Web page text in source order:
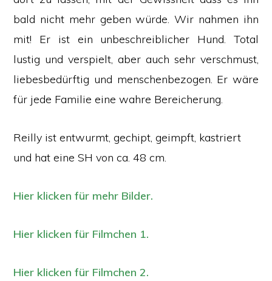
bald nicht mehr geben würde. Wir nahmen ihn
mit! Er ist ein unbeschreiblicher Hund. Total
lustig und verspielt, aber auch sehr verschmust,
liebesbedürftig und menschenbezogen. Er wäre
für jede Familie eine wahre Bereicherung.
Reilly ist entwurmt, gechipt, geimpft, kastriert
und hat eine SH von ca. 48 cm.
Hier klicken für mehr Bilder.
Hier klicken für Filmchen 1.
Hier klicken für Filmchen 2.